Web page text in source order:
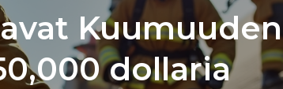
Kuumuuden
dollaria